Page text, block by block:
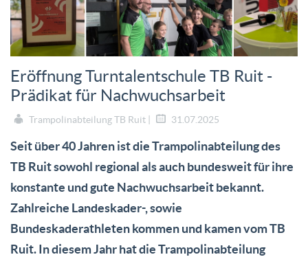
Eröffnung Turntalentschule TB Ruit -
Prädikat für Nachwuchsarbeit
Trampolinabteilung TB Ruit | 31.07.2025
Seit über 40 Jahren ist die Trampolinabteilung des
TB Ruit sowohl regional als auch bundesweit für ihre
konstante und gute Nachwuchsarbeit bekannt.
Zahlreiche Landeskader-, sowie
Bundeskaderathleten kommen und kamen vom TB
Ruit. In diesem Jahr hat die Trampolinabteilung